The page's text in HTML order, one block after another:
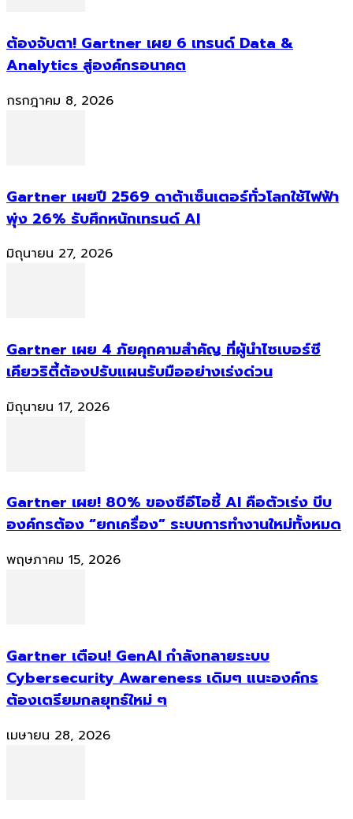
ต้องจับตา! Gartner เผย 6 เทรนด์ Data &
Analytics สู่องค์กรอนาคต
กรกฎาคม 8, 2026
Gartner เผยปี 2569 ดาต้าเซ็นเตอร์ทั่วโลกใช้ไฟฟ้า
พุ่ง 26% รับศึกหนักเทรนด์ AI
มิถุนายน 27, 2026
Gartner เผย 4 ภัยคุกคามสำคัญ ที่ผู้นำไซเบอร์ซี
เคียวริตี้ต้องปรับแผนรับมืออย่างเร่งด่วน
มิถุนายน 17, 2026
Gartner เผย! 80% ของซีอีโอชี้ AI คือตัวเร่ง บีบ
องค์กรต้อง “ยกเครื่อง” ระบบการทำงานใหม่ทั้งหมด
พฤษภาคม 15, 2026
Gartner เตือน! GenAI กำลังทลายระบบ
Cybersecurity Awareness เดิมๆ แนะองค์กร
ต้องเตรียมกลยุทธ์ใหม่ ๆ
เมษายน 28, 2026